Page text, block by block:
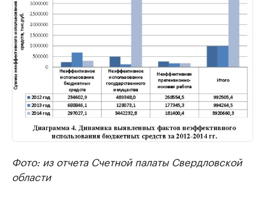
Фото: из отчета Счетной палаты Свердловской
области